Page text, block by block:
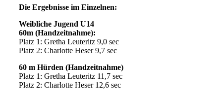
Die Ergebnisse im Einzelnen:
Weibliche Jugend U14
60m (Handzeitnahme):
Platz 1: Gretha Leuteritz 9,0 sec
Platz 2: Charlotte Heser 9,7 sec
60 m Hürden (Handzeitnahme)
Platz 1: Gretha Leuteritz 11,7 sec
Platz 2: Charlotte Heser 12,6 sec